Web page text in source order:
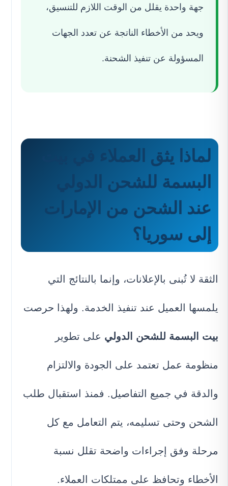
جهة واحدة يقلل من الوقت اللازم للتنسيق،
ويحد من الأخطاء الناتجة عن تعدد الجهات
المسؤولة عن تنفيذ الشحنة.
لماذا يثق العملاء في بيت
البسمة للشحن الدولي
عند الشحن من الإمارات
إلى سوريا؟
الثقة لا تُبنى بالإعلانات، وإنما بالنتائج التي
يلمسها العميل عند تنفيذ الخدمة. ولهذا حرصت
بيت البسمة للشحن الدولي على تطوير
منظومة عمل تعتمد على الجودة والالتزام
والدقة في جميع التفاصيل. فمنذ استقبال طلب
الشحن وحتى تسليمه، يتم التعامل مع كل
مرحلة وفق إجراءات واضحة تقلل نسبة
الأخطاء وتحافظ على ممتلكات العملاء.